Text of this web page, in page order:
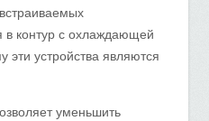
в контур с охлаждающей
эти устройства являются
уменьшить